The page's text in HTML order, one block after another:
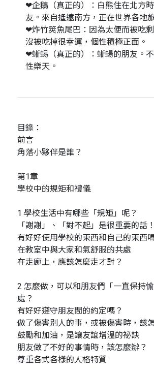
❤企鵝（真正的）：白熊住在北方
友。來自遙遠南方，正在世界各地
❤炸竹筴魚尾巴：因為太便而被吃
沒被吃掉很幸運，個性積極正面。
❤蜥蜴（真正的）：蜥蝪的朋友。
性樂天。
目錄：
前言
角落小夥伴是誰？
第1章
學校中的規矩和禮儀
1 學校生活中有哪些「規矩」呢？
「謝謝」、「對不起」是很重要的話！
有好好使用學校的東西和自己的東西
在教室中與大家和氣舒服的共處
在走廊上，應該怎麼走才對？
2 怎麼做，可以和朋友們「一直保持
處？
有好好遵守朋友間的約定嗎？
做了傷害別人的事，或被傷害時，該
鼓勵和加油，是讓友誼增溫的祕訣
朋友做了不好的事情時，該怎麼辦？
尊重各式各樣的人格特質